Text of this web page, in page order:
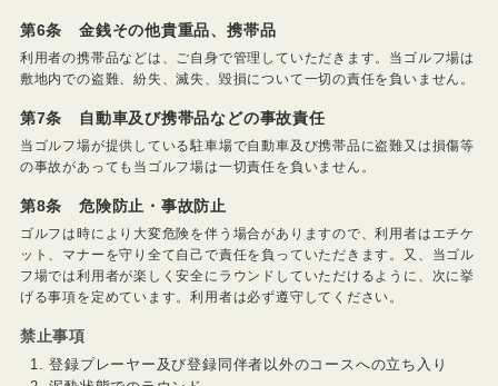
第6条 金銭その他貴重品、携帯品
利用者の携帯品などは、ご自身で管理していただきます。当ゴルフ場は
敷地内での盗難、紛失、滅失、毀損について一切の責任を負いません。
第7条 自動車及び携帯品などの事故責任
当ゴルフ場が提供している駐車場で自動車及び携帯品に盗難又は損傷等
の事故があっても当ゴルフ場は一切責任を負いません。
第8条 危険防止・事故防止
ゴルフは時により大変危険を伴う場合がありますので、利用者はエチケ
ット、マナーを守り全て自己で責任を負っていただきます。又、当ゴル
フ場では利用者が楽しく安全にラウンドしていただけるように、次に挙
げる事項を定めています。利用者は必ず遵守してください。
禁止事項
登録プレーヤー及び登録同伴者以外のコースへの立ち入り